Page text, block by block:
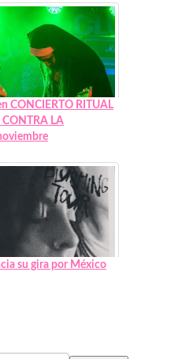
CONCIERTO RITUAL
CONTRA LA
su gira por México